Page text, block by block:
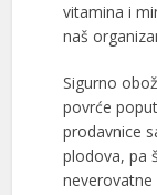
vitamina i
naš
Sigurno
povrće
prodavnice
plodova, pa
neverovatne